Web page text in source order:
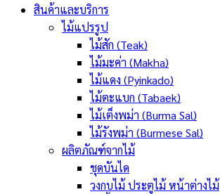
สินค้าและบริการ
ไม้แปรรูป
ไม้สัก (Teak)
ไม้มะค่า (Makha)
ไม้แดง (Pyinkado)
ไม้ตะแบก (Tabaek)
ไม้เต็งพม่า (Burma Sal)
ไม้รังพม่า (Burmese Sal)
ผลิตภัณฑ์จากไม้
ชุดบันได
วงกบไม้ ประตูไม้ หน้าต่างไม้